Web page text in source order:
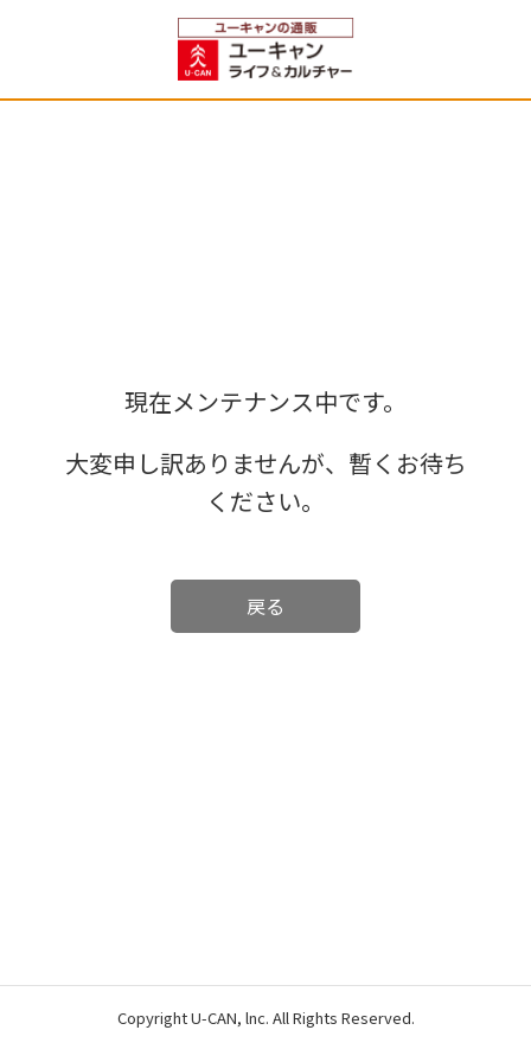
現在メンテナンス中です。
大変申し訳ありませんが、暫くお待ち
ください。
戻る
Copyright U-CAN, lnc. All Rights Reserved.